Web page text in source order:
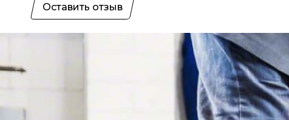
Оставить отзыв